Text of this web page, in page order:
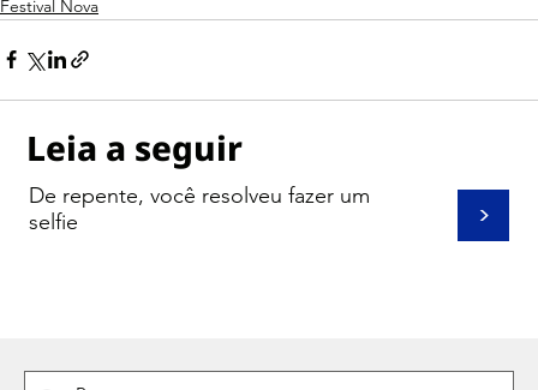
Leia a seguir
>
De repente, você resolveu fazer um
selfie
Festival Nova